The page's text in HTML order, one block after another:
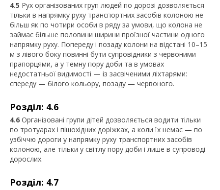
4.5 Рух організованих груп людей по дорозі дозволяється
тільки в напрямку руху транспортних засобів колоною не
більш як по чотири особи в ряду за умови, що колона не
займає більше половини ширини проїзної частини одного
напрямку руху. Попереду і позаду колони на відстані 10–15
м з лівого боку повинні бути супровідники з червоними
прапорцями, а у темну пору доби та в умовах
недостатньої видимості — із засвіченими ліхтарями:
спереду — білого кольору, позаду — червоного.
Розділ: 4.6
4.6 Організовані групи дітей дозволяється водити тільки
по тротуарах і пішохідних доріжках, а коли їх немає — по
узбіччю дороги у напрямку руху транспортних засобів
колоною, але тільки у світлу пору доби і лише в супроводі
дорослих.
Розділ: 4.7